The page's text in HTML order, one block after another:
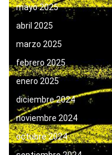
mayo 2025
abril 2025
marzo 2025
febrero 2025
enero 2025
diciembre 2024
noviembre 2024
octubre 2024